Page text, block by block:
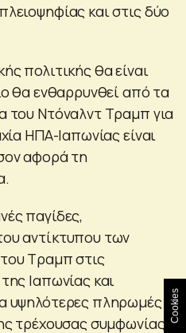
και στις δύο
πολιτικής θα είναι
θα ενθαρρυνθεί από τα
του Ντόναλντ Τραμπ για
ΗΠΑ-Ιαπωνίας είναι
αφορά τη
παγίδες,
αντίκτυπου των
Τραμπ στις
Ιαπωνίας και
υψηλότερες πληρωμές
τρέχουσας συμφωνίας Cookies